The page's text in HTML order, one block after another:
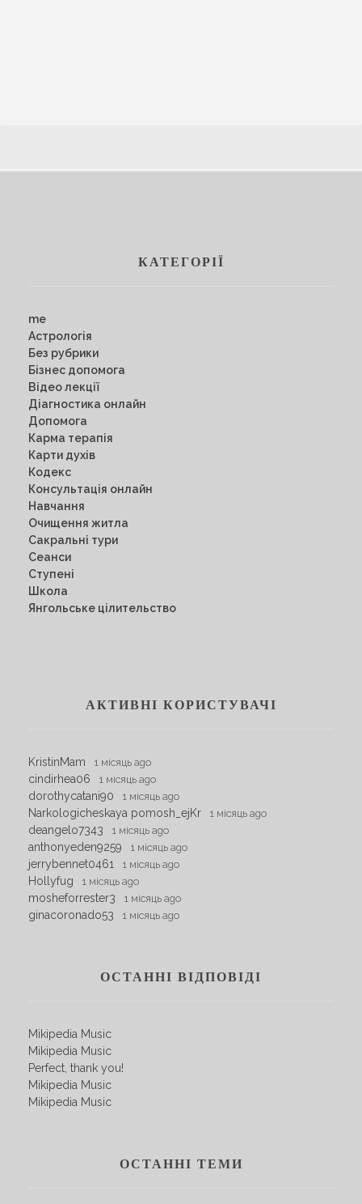
КАТЕГОРІЇ
me
Астрологія
Без рубрики
Бізнес допомога
Відео лекції
Діагностика онлайн
Допомога
Карма терапія
Карти духів
Кодекс
Консультація онлайн
Навчання
Очищення житла
Сакральні тури
Сеанси
Ступені
Школа
Янгольське цілительство
АКТИВНІ КОРИСТУВАЧІ
KristinMam 1 місяць ago
cindirhea06 1 місяць ago
dorothycatani90 1 місяць ago
Narkologicheskaya pomosh_ejKr 1 місяць ago
deangelo7343 1 місяць ago
anthonyeden9259 1 місяць ago
jerrybennet0461 1 місяць ago
Hollyfug 1 місяць ago
mosheforrester3 1 місяць ago
ginacoronado53 1 місяць ago
ОСТАННІ ВІДПОВІДІ
Mikipedia Music
Mikipedia Music
Perfect, thank you!
Mikipedia Music
Mikipedia Music
ОСТАННІ ТЕМИ